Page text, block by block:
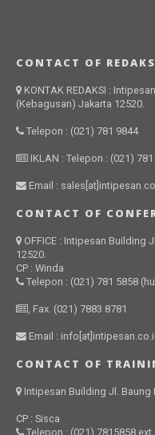
CONTACT OF
KONTAK REDAKSI :
(Kebagusan) Jakarta 12520.
Telepon : (021) 781 9844
IKLAN : Telepon : (021)
Email :
CONTACT OF
OFFICE : Intipesan Building
12520.
CP : Winda
Telepon : (021) 781 5858
, Fax. (021) 7883 8781
Email :
CONTACT OF
Intipesan Building Jl. Baung
CP : Sisca
Telepon : (021) 7815858